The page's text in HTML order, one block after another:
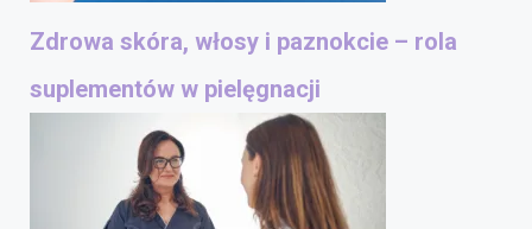
Zdrowa skóra, włosy i paznokcie – rola
suplementów w pielęgnacji